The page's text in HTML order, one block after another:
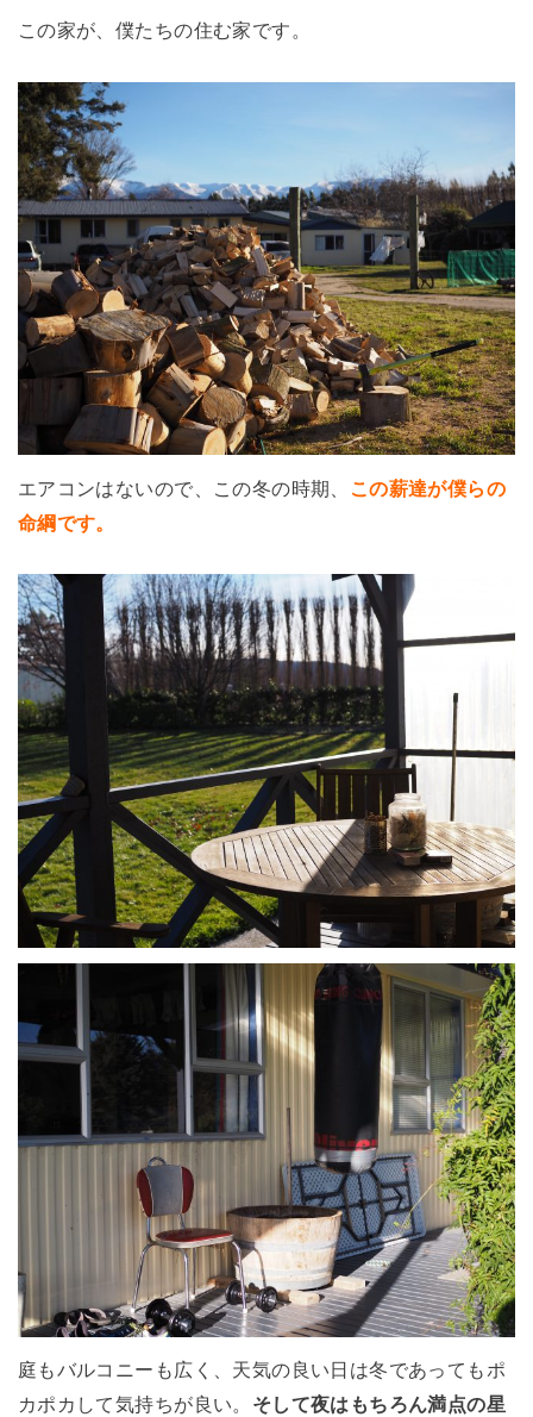
この家が、僕たちの住む家です。
エアコンはないので、この冬の時期、 この薪達が僕らの
命綱です。
庭もバルコニーも広く、天気の良い日は冬であってもポ
カポカして気持ちが良い。 そして夜はもちろん満点の星